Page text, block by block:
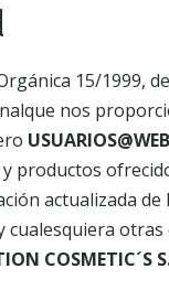
15/1999,
nos
USUARIOS@WEB
productos
actualizada
cualesquiera
COSMETIC´S